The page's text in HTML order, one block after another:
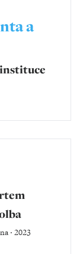
a
‧ 2023